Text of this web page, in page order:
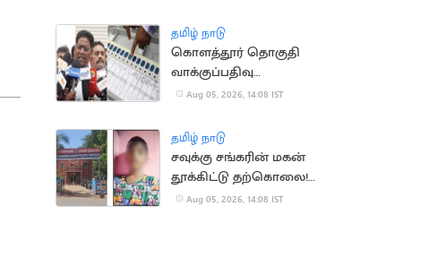
தமிழ் நாடு
கொளத்தூர் தொகுதி
வாக்குப்பதிவு
இயந்திரங்கள்
நிறைவு
Aug 05, 2026, 14:08 IST
தமிழ் நாடு
சவுக்கு சங்கரின் மகன்
தூக்கிட்டு தற்கொலை!
காரணம் என்ன?
Aug 05, 2026, 14:08 IST